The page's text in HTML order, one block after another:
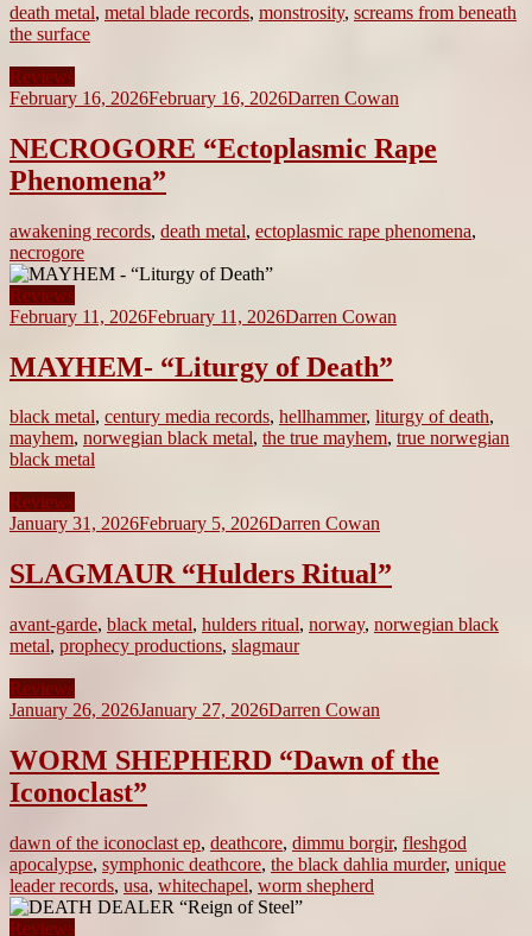
death metal, metal blade records, monstrosity, screams from beneath
the surface
Reviews
February 16, 2026February 16, 2026Darren Cowan
NECROGORE “Ectoplasmic Rape
Phenomena”
awakening records, death metal, ectoplasmic rape phenomena,
necrogore
Reviews
February 11, 2026February 11, 2026Darren Cowan
MAYHEM- “Liturgy of Death”
black metal, century media records, hellhammer, liturgy of death,
mayhem, norwegian black metal, the true mayhem, true norwegian
black metal
Reviews
January 31, 2026February 5, 2026Darren Cowan
SLAGMAUR “Hulders Ritual”
avant-garde, black metal, hulders ritual, norway, norwegian black
metal, prophecy productions, slagmaur
Reviews
January 26, 2026January 27, 2026Darren Cowan
WORM SHEPHERD “Dawn of the
Iconoclast”
dawn of the iconoclast ep, deathcore, dimmu borgir, fleshgod
apocalypse, symphonic deathcore, the black dahlia murder, unique
leader records, usa, whitechapel, worm shepherd
Reviews